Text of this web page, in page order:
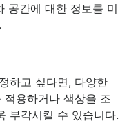
공간에 대한 정보를 미
하고 싶다면, 다양한
용하거나 색상을 조
부각시킬 수 있습니다.